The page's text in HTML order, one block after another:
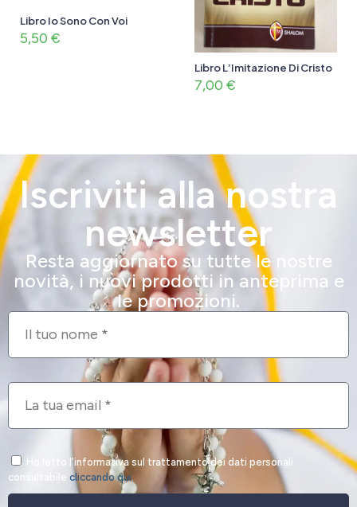
Libro Io Sono Con Voi
5,50 €
Libro L’Imitazione Di Cristo
7,00 €
Iscriviti alla nostra
newsletter
Resta aggiornato su tutte le nostre
novità, i nuovi prodotti in anteprima e
le promozioni.
Ho letto l'informativa sul trattamento dei dati personali
consultabile cliccando qui.